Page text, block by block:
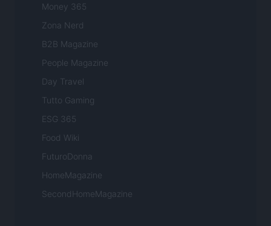
Money 365
Zona Nerd
B2B Magazine
People Magazine
Day Travel
Tutto Gaming
ESG 365
Food Wiki
FuturoDonna
HomeMagazine
SecondHomeMagazine